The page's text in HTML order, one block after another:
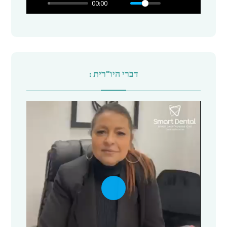
00:00
דברי היו"רית :
P